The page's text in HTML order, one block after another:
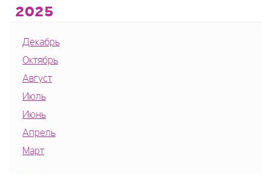
2025
Декабрь
Октябрь
Август
Июль
Июнь
Апрель
Март